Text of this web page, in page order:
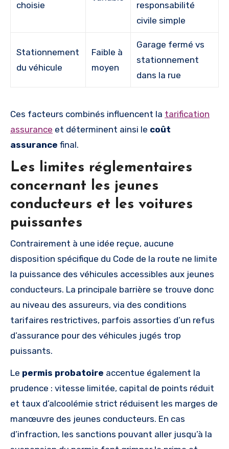
choisie
responsabilité
civile simple
Stationnement
du véhicule
Faible à
moyen
Garage fermé vs
stationnement
dans la rue
Ces facteurs combinés influencent la tarification
assurance et déterminent ainsi le coût
assurance final.
Les limites réglementaires
concernant les jeunes
conducteurs et les voitures
puissantes
Contrairement à une idée reçue, aucune
disposition spécifique du Code de la route ne limite
la puissance des véhicules accessibles aux jeunes
conducteurs. La principale barrière se trouve donc
au niveau des assureurs, via des conditions
tarifaires restrictives, parfois assorties d’un refus
d’assurance pour des véhicules jugés trop
puissants.
Le permis probatoire accentue également la
prudence : vitesse limitée, capital de points réduit
et taux d’alcoolémie strict réduisent les marges de
manœuvre des jeunes conducteurs. En cas
d’infraction, les sanctions pouvant aller jusqu’à la